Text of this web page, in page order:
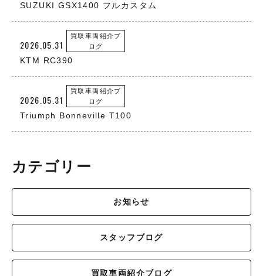
SUZUKI GSX1400 フルカスタム
2026.05.31
買取車両紹介ブ
ログ
KTM RC390
2026.05.31
買取車両紹介ブ
ログ
Triumph Bonneville T100
カテゴリー
お知らせ
スタッフブログ
買取車両紹介ブログ